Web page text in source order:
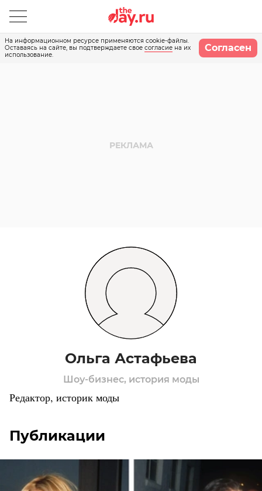
На информационном ресурсе применяются cookie-файлы.
Оставаясь на сайте, вы подтверждаете свое согласие на их
использование.
Согласен
Ольга Астафьева
Шоу-бизнес, история моды
Редактор, историк моды
Публикации